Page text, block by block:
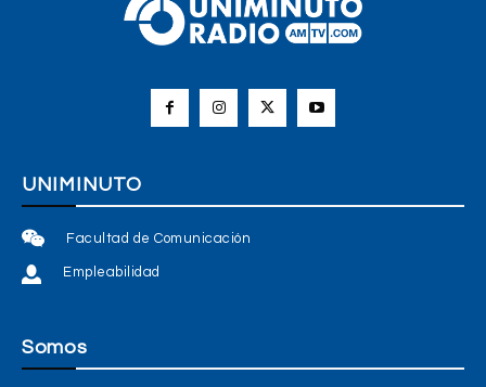
UNIMINUTO
Facultad de Comunicación
Empleabilidad
Somos